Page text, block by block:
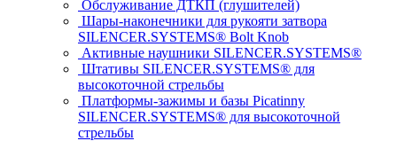
Обслуживание ДТКП (глушителей)
Шары-наконечники для рукояти затвора
SILENCER.SYSTEMS® Bolt Knob
Активные наушники SILENCER.SYSTEMS®
Штативы SILENCER.SYSTEMS® для
высокоточной стрельбы
Платформы-зажимы и базы Picatinny
SILENCER.SYSTEMS® для высокоточной
стрельбы